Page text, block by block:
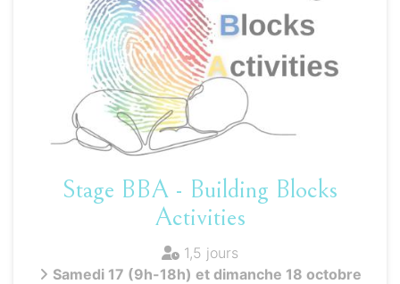
Stage BBA - Building Blocks
Activities
1,5 jours
Samedi 17 (9h-18h) et dimanche 18 octobre